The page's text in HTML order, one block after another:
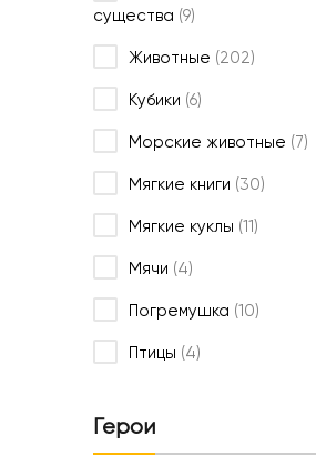
существа (9)
Животные (202)
Кубики (6)
Морские животные (7)
Мягкие книги (30)
Мягкие куклы (11)
Мячи (4)
Погремушка (10)
Птицы (4)
Герои